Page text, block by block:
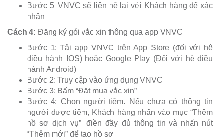
Bước 5: VNVC sẽ liên hệ lại với Khách hàng để xác
nhận
Cách 4: Đăng ký gói vắc xin thông qua app VNVC
Bước 1: Tải app VNVC trên App Store (đối với hệ
điều hành IOS) hoặc Google Play (Đối với hệ điều
hành Android)
Bước 2: Truy cập vào ứng dụng VNVC
Bước 3: Bấm “Đặt mua vắc xin”
Bước 4: Chọn người tiêm. Nếu chưa có thông tin
người được tiêm, Khách hàng nhấn vào mục “Thêm
hồ sơ dịch vụ”, điền đầy đủ thông tin và nhấn nút
“Thêm mới” để tạo hồ sơ